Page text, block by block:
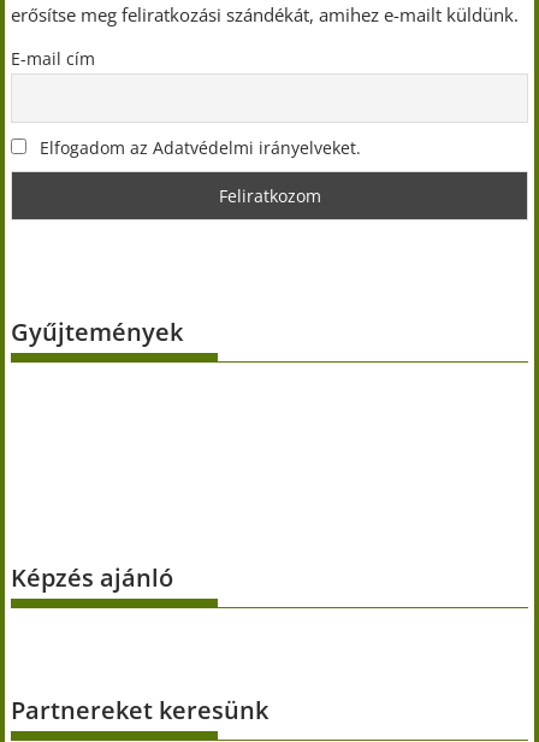
erősítse meg feliratkozási szándékát, amihez e-mailt küldünk.
E-mail cím
Elfogadom az Adatvédelmi irányelveket.
Gyűjtemények
Képzés ajánló
Partnereket keresünk